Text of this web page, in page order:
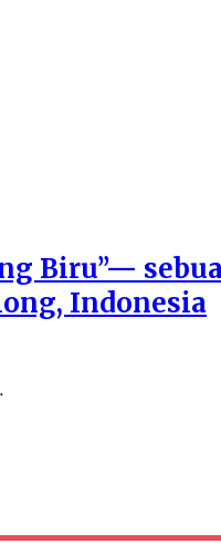
Biru’’—
Indonesia